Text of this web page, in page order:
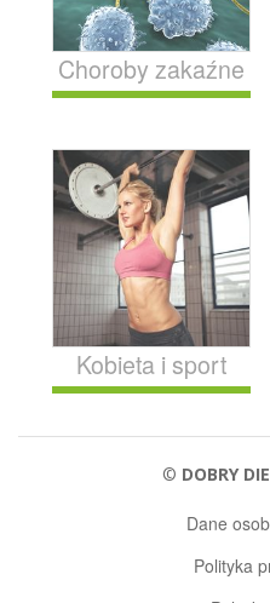
Choroby zakaźne
Kobieta i sport
© DOBRY
Dane
Polityka